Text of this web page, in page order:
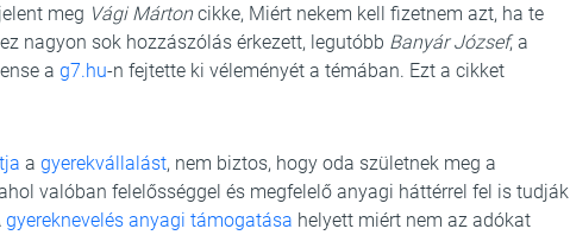
meg Vági Márton cikke, Miért nekem kell fizetnem azt, ha te
nagyon sok hozzászólás érkezett, legutóbb Banyár József, a
a g7.hu-n fejtette ki véleményét a témában. Ezt a cikket
a gyerekvállalást, nem biztos, hogy oda születnek meg a
valóban felelősséggel és megfelelő anyagi háttérrel fel is tudják
gyereknevelés anyagi támogatása helyett miért nem az adókat